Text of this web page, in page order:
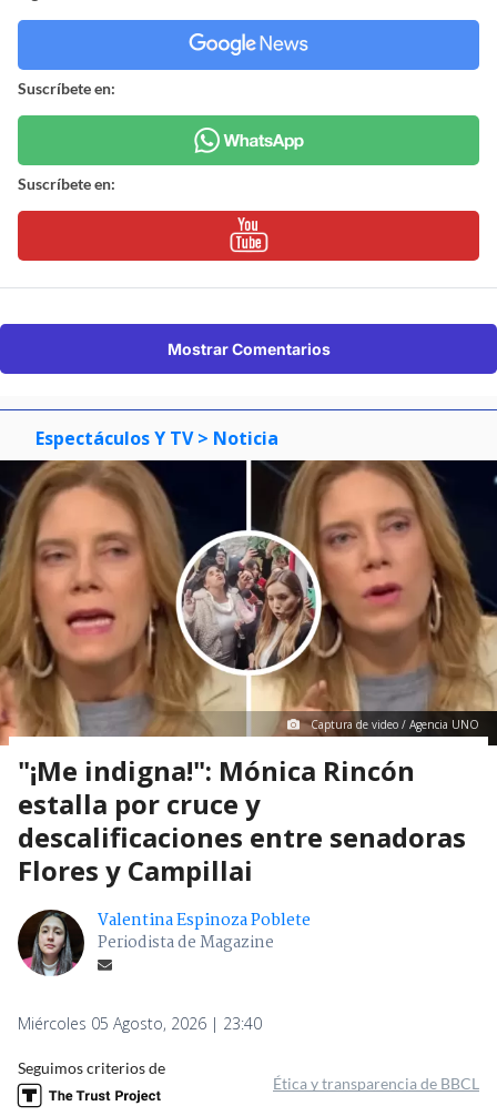
Suscríbete en:
Suscríbete en:
Mostrar Comentarios
Espectáculos Y TV > Noticia
Captura de video / Agencia UNO
"¡Me indigna!": Mónica Rincón
estalla por cruce y
descalificaciones entre senadoras
Flores y Campillai
Valentina Espinoza Poblete
Periodista de Magazine
Miércoles 05 Agosto, 2026 | 23:40
Seguimos criterios de
Ética y transparencia de BBCL